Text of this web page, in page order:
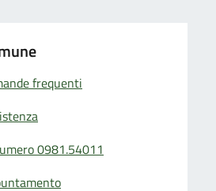
frequenti
0981.54011